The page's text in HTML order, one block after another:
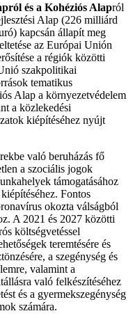
és a Kohéziós Alapról
Alap (226 milliárd
kapcsán állapít meg
az Európai Unión
a régiók közötti
szakpolitikai
tematikus
Alap a környezetvédelem
a közlekedési
kiépítéséhez nyújt
való beruházás fő
a szociális jogok
támogatásához
Fontos
okozta válságból
A 2021 és 2027 közötti
költségvetéssel
teremtésére és
a szegénység és
valamint a
való felkészítéséhez
és a gyermekszegénység
számára.